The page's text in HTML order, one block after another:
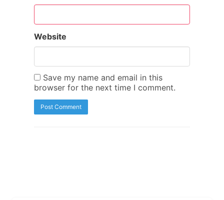
Website
Save my name and email in this
browser for the next time I comment.